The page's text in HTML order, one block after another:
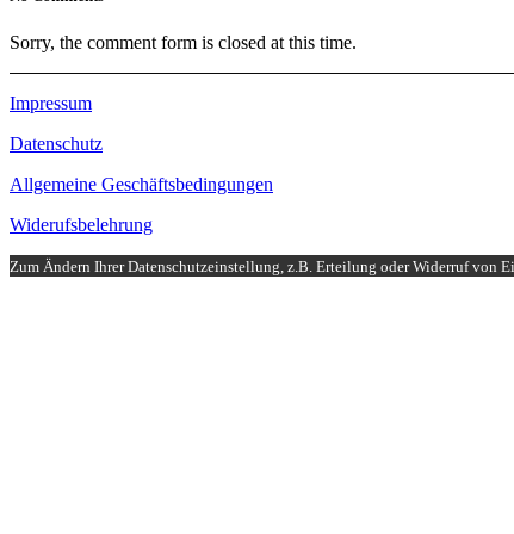
Sorry, the comment form is closed at this time.
Impressum
Datenschutz
Allgemeine Geschäftsbedingungen
Widerufsbelehrung
Zum Ändern Ihrer Datenschutzeinstellung, z.B. Erteilung oder Widerruf von